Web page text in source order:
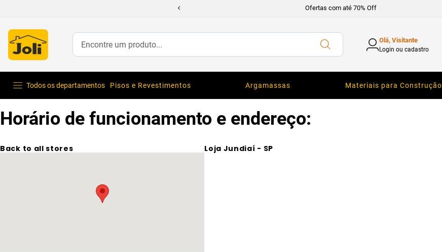
Ofertas com até 70% Off
Encontre um produto... Olá, Visitante
Login ou cadastro
Todos os departamentos Pisos e Revestimentos Argamassas Materiais para Construção
Horário de funcionamento e endereço:
Back to all stores Loja Jundiaí - SP